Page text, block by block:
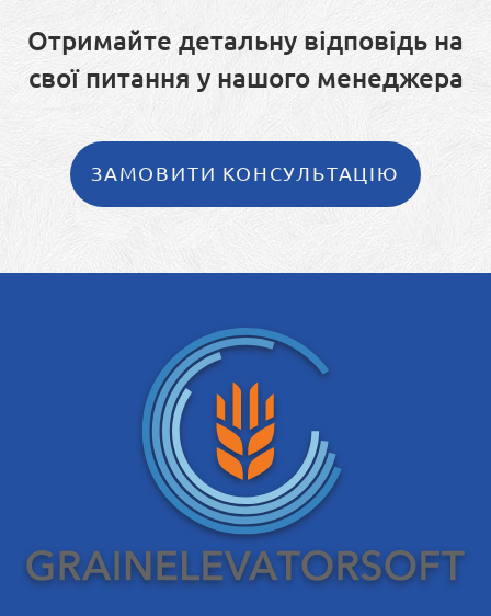
Отримайте детальну відповідь на
свої питання у нашого менеджера
ЗАМОВИТИ КОНСУЛЬТАЦІЮ